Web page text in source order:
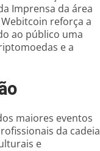
Imprensa da área
reforça a
ao público uma
e a
maiores eventos
da cadeia
e